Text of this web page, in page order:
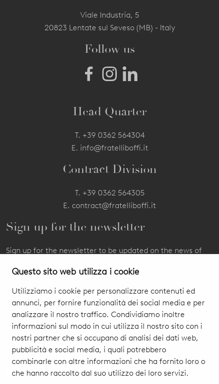
Questo sito web utilizza i cookie
Utilizziamo i cookie per personalizzare contenuti ed
annunci, per fornire funzionalità dei social media e per
analizzare il nostro traffico. Condividiamo inoltre
informazioni sul modo in cui utilizza il nostro sito con i
nostri partner che si occupano di analisi dei dati web,
pubblicità e social media, i quali potrebbero
combinarle con altre informazioni che ha fornito loro o
che hanno raccolto dal suo utilizzo dei loro servizi.
Viale Industria, 5
20823 Lentate sul Seveso (MB) - Italy
Follow us
Head Quarter
T. +39 0362 564304
E. info@fratelliboffi.it
Contract Division
T. +39 0362 564305
E. contract@fratelliboffi.it
Sign up for the newsletter
Sign up for the newsletter to be updated on the news of
I authorize you to treat my personal dataPrivacy Policy & Cookie